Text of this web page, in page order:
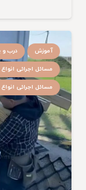
آموزش درب و
مسائل اجرائی
مسائل اجرائی